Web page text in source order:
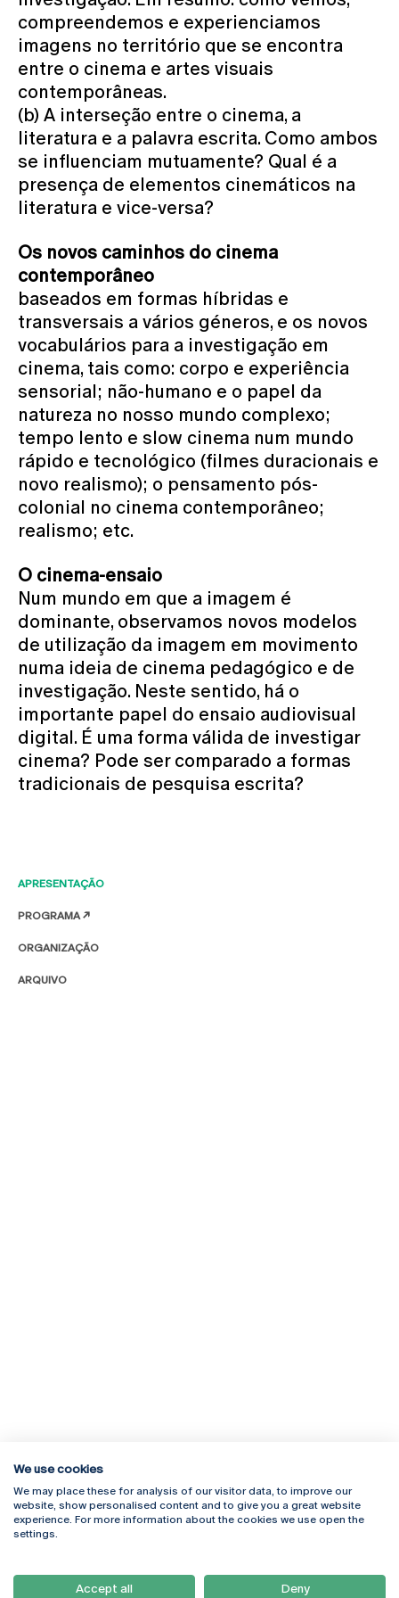
APRESENTAÇÃO
PROGRAMA ↗
ORGANIZAÇÃO
ARQUIVO
compreendemos e experienciamos
imagens no território que se encontra
entre o cinema e artes visuais
contemporâneas.
(b) A interseção entre o cinema, a
literatura e a palavra escrita. Como ambos
se influenciam mutuamente? Qual é a
presença de elementos cinemáticos na
literatura e vice-versa?
Os novos caminhos do cinema
contemporâneo
baseados em formas híbridas e
transversais a vários géneros, e os novos
vocabulários para a investigação em
cinema, tais como: corpo e experiência
sensorial; não-humano e o papel da
natureza no nosso mundo complexo;
tempo lento e slow cinema num mundo
rápido e tecnológico (filmes duracionais e
novo realismo); o pensamento pós-
colonial no cinema contemporâneo;
realismo; etc.
O cinema-ensaio
Num mundo em que a imagem é
dominante, observamos novos modelos
de utilização da imagem em movimento
numa ideia de cinema pedagógico e de
investigação. Neste sentido, há o
importante papel do ensaio audiovisual
digital. É uma forma válida de investigar
cinema? Pode ser comparado a formas
tradicionais de pesquisa escrita?
Rua Diogo Botelho 1327
4169-005 Porto
+351 226 196 240
Campus Online
Webmail
Como Chegar
We use cookies
We may place these for analysis of our visitor data, to improve our
website, show personalised content and to give you a great website
experience. For more information about the cookies we use open the
settings.
Accept all Deny